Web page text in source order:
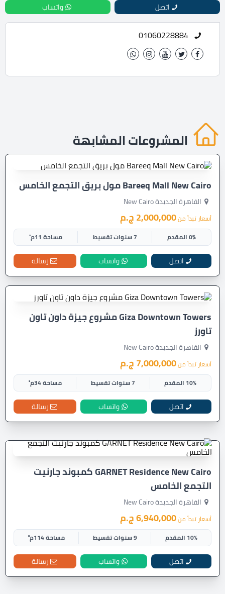
اتصل واتساب
01060228884
المشروعات المشابهة
Bareeq Mall New Cairo مول بريق التجمع الخامس
القاهرة الجديدة New Cairo
أسعار تبدأ من2,000,000 ج.م
0% المقدم 7 سنوات تقسيط مساحة 11م²
اتصل واتساب رسالة
Giza Downtown Towers مشروع جيزة داون تاون
تاورز
القاهرة الجديدة New Cairo
أسعار تبدأ من7,000,000 ج.م
10% المقدم 7 سنوات تقسيط مساحة 34م²
اتصل واتساب رسالة
GARNET Residence New Cairo كمبوند جارنيت
التجمع الخامس
القاهرة الجديدة New Cairo
أسعار تبدأ من6,940,000 ج.م
10% المقدم 9 سنوات تقسيط مساحة 114م²
اتصل واتساب رسالة